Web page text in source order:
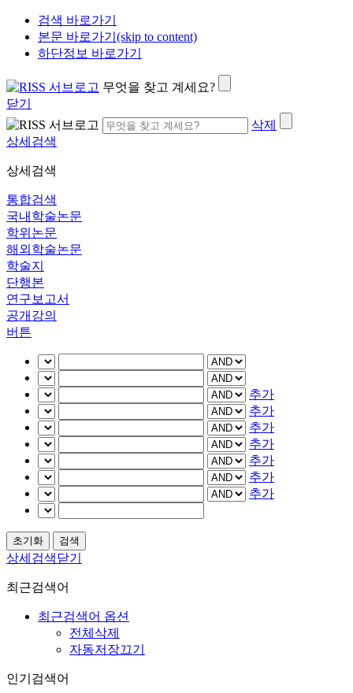
검색 바로가기
본문 바로가기(skip to content)
하단정보 바로가기
무엇을 찾고 계세요?
닫기
삭제
상세검색
상세검색
통합검색
국내학술논문
학위논문
해외학술논문
학술지
단행본
연구보고서
공개강의
버튼
추가
추가
추가
추가
추가
추가
추가
상세검색닫기
최근검색어
최근검색어 옵션
전체삭제
자동저장끄기
인기검색어